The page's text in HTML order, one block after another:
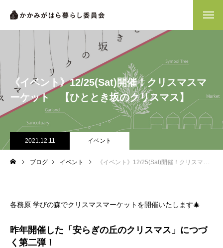
《イベント》12/25(Sat)開催！クリスマスマ
ーケット 【ひととき坂のクリスマス】
2021.12.11 イベント
ブログ イベント 《イベント》12/25(Sat)開催！クリスマスマーケット 【ひととき坂のクリスマス】
各務原 学びの森でクリスマスマーケットを開催いたします🎄
昨年開催した「安らぎの丘のクリスマス」につづ
く第二弾！